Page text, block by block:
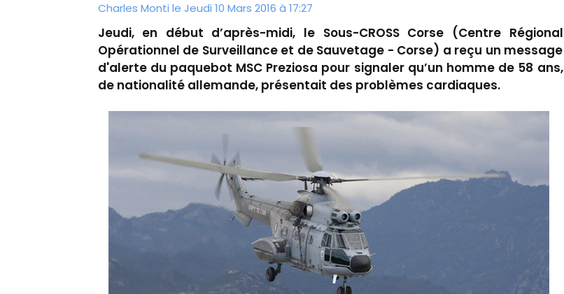
Charles Monti le Jeudi 10 Mars 2016 à 17:27
Jeudi, en début d’après-midi, le Sous-CROSS Corse (Centre Régional
Opérationnel de Surveillance et de Sauvetage - Corse) a reçu un message
d'alerte du paquebot MSC Preziosa pour signaler qu’un homme de 58 ans,
de nationalité allemande, présentait des problèmes cardiaques.